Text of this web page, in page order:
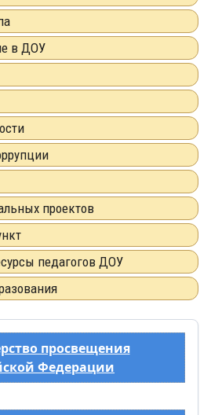
в ДОУ
проектов
педагогов ДОУ
просвещения
Федерации